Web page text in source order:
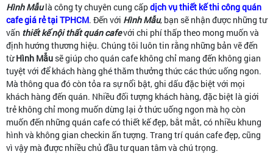
Hình Mẫulà công ty chuyên cung cấpdịch vụ thiết kế thi công quán
cafe giá rẻ tại TPHCM. Đến với Hình Mẫu, bạn sẽ nhận được những tư
vấn thiết kế nội thất quán cafevới chi phí thấp theo mong muốn và
định hướng thương hiệu. Chúng tôi luôn tin rằng những bản vẽ đến
từHình Mẫu sẽ giúp cho quán cafe không chỉ mang đến không gian
tuyệt với để khách hàng ghé thăm thưởng thức các thức uống ngon.
Mà thông qua đó còn tỏa ra sự nổi bật, ghi dấu đặc biệt với mọi
khách hàng đến quán. Nhiều đối tượng khách hàng, đặc biệt là giới
trẻ không chỉ mong muốn dừng lại ở thức uống ngon mà họ còn
muốn đến những quán cafe có thiết kế đẹp, bắt mắt, có nhiều khung
hình và không gian checkin ấn tượng. Trang trí quán cafe đẹp, cũng
vì vậy mà được nhiều chủ đầu tư quan tâm và chú trọng.